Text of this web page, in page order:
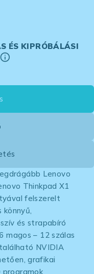
ÉS KIPRÓBÁLÁSI
Lenovo
Thinkpad X1
felszerelt
és strapabíró
magos – 12 szálas
NVIDIA
grafikai
programok